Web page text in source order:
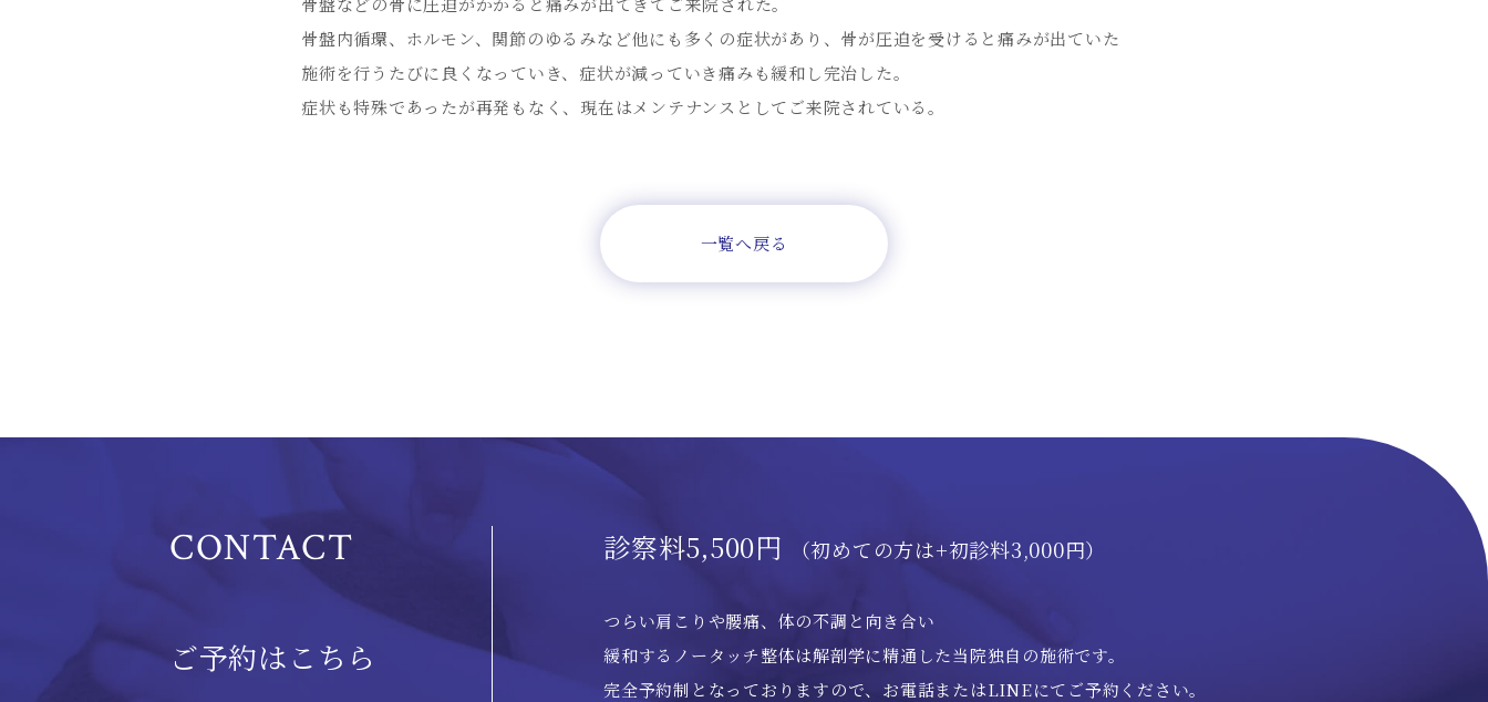
骨盤内循環、ホルモン、関節のゆるみなど他にも多くの症状があり、骨が圧迫を受けると痛みが出ていた
施術を行うたびに良くなっていき、症状が減っていき痛みも緩和し完治した。
症状も特殊であったが再発もなく、現在はメンテナンスとしてご来院されている。
一覧へ戻る
CONTACT
ご予約はこちら
診察料5,500円 （初めての方は+初診料3,000円）
つらい肩こりや腰痛、体の不調と向き合い
緩和するノータッチ整体は解剖学に精通した当院独自の施術です。
完全予約制となっておりますので、お電話またはLINEにてご予約ください。